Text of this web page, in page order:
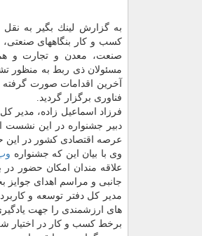
به گزارش لینك بگیر به
كسب و كار بنگاههای
صنعت، معدن و تجارت و
مسئولان ذی ربط به منظور
آخرین اقدامات صورت
فناوری برگزار گردید.
فرزاد اسماعیل زاده، مدیر
دبیر جشنواره در این نشست
عرصه اقتصادی كشور در این
وی با بیان این كه جشنواره
علاقه مندان امكان حضور در
جانبی و مراسم اهدای
مدیر كل دفتر توسعه و
های ارزشمندی را جهت
برخط كسب و كار در اختیار